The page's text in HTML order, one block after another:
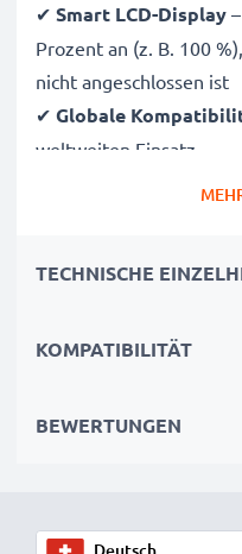
✔ Smart LCD-Display
Prozent an (z. B. 100
nicht angeschlossen ist
✔ Globale
weltweiten Einsatz
mit Schutz vor
✔Kompakt & leicht
TECHNISCHE
KOMPATIBILITÄT
BEWERTUNGEN